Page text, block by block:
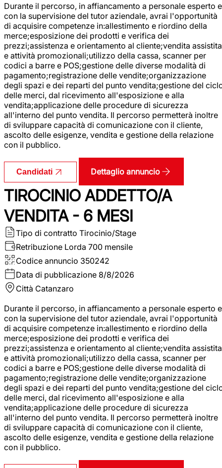
Durante il percorso, in affiancamento a personale esperto e
con la supervisione del tutor aziendale, avrai l'opportunità
di acquisire competenze in:allestimento e riordino della
merce;esposizione dei prodotti e verifica dei
prezzi;assistenza e orientamento al cliente;vendita assistita
e attività promozionali;utilizzo della cassa, scanner per
codici a barre e POS;gestione delle diverse modalità di
pagamento;registrazione delle vendite;organizzazione
degli spazi e dei reparti del punto vendita;gestione del
delle merci, dal ricevimento all'esposizione e alla
vendita;applicazione delle procedure di sicurezza
all'interno del punto vendita. Il percorso permetterà inoltre
di sviluppare capacità di comunicazione con il cliente,
ascolto delle esigenze, vendita e gestione della relazione
con il pubblico.
Candidati Dettaglio annuncio
TIROCINIO ADDETTO/A
VENDITA - 6 MESI
Tipo di contratto Tirocinio/Stage
Retribuzione Lorda 700 mensile
Codice annuncio 350242
Data di pubblicazione 8/8/2026
Città Catanzaro
Durante il percorso, in affiancamento a personale esperto e
con la supervisione del tutor aziendale, avrai l'opportunità
di acquisire competenze in:allestimento e riordino della
merce;esposizione dei prodotti e verifica dei
prezzi;assistenza e orientamento al cliente;vendita assistita
e attività promozionali;utilizzo della cassa, scanner per
codici a barre e POS;gestione delle diverse modalità di
pagamento;registrazione delle vendite;organizzazione
degli spazi e dei reparti del punto vendita;gestione del
delle merci, dal ricevimento all'esposizione e alla
vendita;applicazione delle procedure di sicurezza
all'interno del punto vendita. Il percorso permetterà inoltre
di sviluppare capacità di comunicazione con il cliente,
ascolto delle esigenze, vendita e gestione della relazione
con il pubblico.